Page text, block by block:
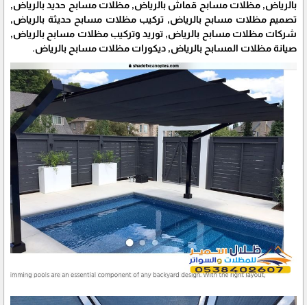
بالرياض, مظلات مسابح قماش بالرياض, مظلات مسابح حديد بالرياض,
تصميم مظلات مسابح بالرياض, تركيب مظلات مسابح حديثة بالرياض,
شركات مظلات مسابح بالرياض, توريد وتركيب مظلات مسابح بالرياض,
صيانة مظلات المسابح بالرياض, ديكورات مظلات مسابح بالرياض.